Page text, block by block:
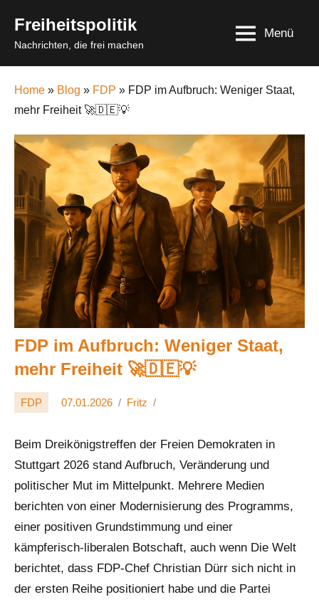
content
Freiheitspolitik
Nachrichten, die frei machen
Menü
Home » Blog » FDP » FDP im Aufbruch: Weniger Staat,
mehr Freiheit 🚀🇩🇪💡
FDP im Aufbruch: Weniger Staat,
mehr Freiheit 🚀🇩🇪💡
FDP 07.01.2026 Fritz
Beim Dreikönigstreffen der Freien Demokraten in
Stuttgart 2026 stand Aufbruch, Veränderung und
politischer Mut im Mittelpunkt. Mehrere Medien
berichten von einer Modernisierung des Programms,
einer positiven Grundstimmung und einer
kämpferisch-liberalen Botschaft, auch wenn Die Welt
berichtet, dass FDP-Chef Christian Dürr sich nicht in
der ersten Reihe positioniert habe und die Partei